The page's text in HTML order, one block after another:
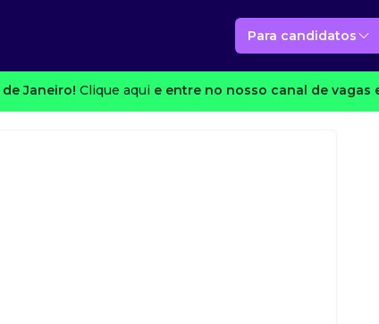
Para candidatos
Janeiro! Clique aqui e entre no nosso canal de vagas